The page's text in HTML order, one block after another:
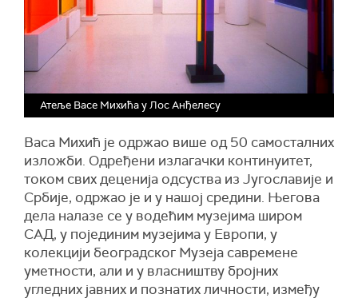
Атеље Васе Михића у Лос Анђелесу
Васа Михић је одржао више од 50 самосталних
изложби. Одређени излагачки континуитет,
током свих деценија одсуства из Југославије и
Србије, одржао је и у нашој средини. Његова
дела налазе се у водећим музејима широм
САД, у појединим музејима у Европи, у
колекцији београдског Музеја савремене
уметности, али и у власништву бројних
угледних јавних и познатих личности, између